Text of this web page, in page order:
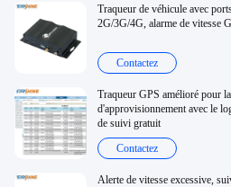
Traqueur de véhicule avec
2G/3G/4G, alarme de vitesse
Contactez
Traqueur GPS amélioré pour
d'approvisionnement avec le
de suivi gratuit
Contactez
Alerte de vitesse excessive,